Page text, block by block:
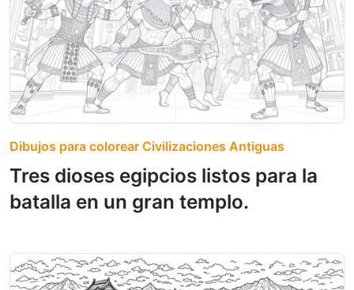
Dibujos para colorear Civilizaciones Antiguas
Tres dioses egipcios listos para la
batalla en un gran templo.